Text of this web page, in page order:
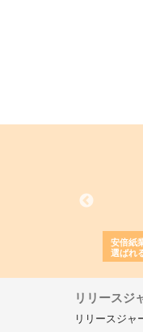
安倍紙
選ばれ
リリースジ
リリースジャ